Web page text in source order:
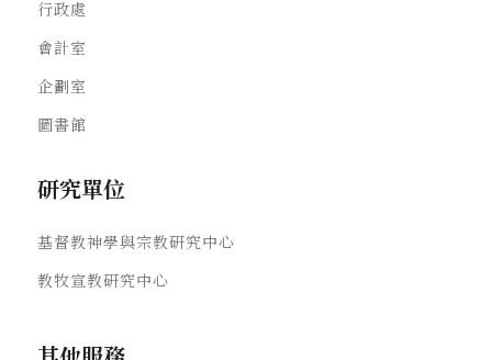
行政處
會計室
企劃室
圖書館
研究單位
基督教神學與宗教研究中心
教牧宣教研究中心